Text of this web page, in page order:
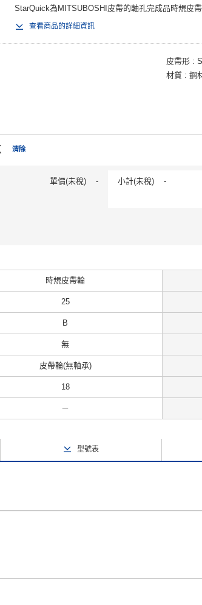
StarQuick為MITSUBOSHI皮帶的軸孔完成品時規皮
查看商品的詳細資訊
皮帶形
材質
鋼
清除
單價(未稅) - 小計(未稅) -
時規皮帶輪
25
B
無
皮帶輪(無軸承)
18
－
型號表